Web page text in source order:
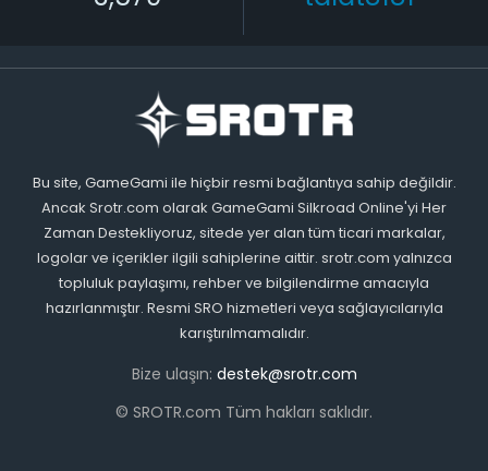
Bu site, GameGami ile hiçbir resmi bağlantıya sahip değildir.
Ancak Srotr.com olarak GameGami Silkroad Online'yi Her
Zaman Destekliyoruz, sitede yer alan tüm ticari markalar,
logolar ve içerikler ilgili sahiplerine aittir. srotr.com yalnızca
topluluk paylaşımı, rehber ve bilgilendirme amacıyla
hazırlanmıştır. Resmi SRO hizmetleri veya sağlayıcılarıyla
karıştırılmamalıdır.
Bize ulaşın: destek@srotr.com
© SROTR.com Tüm hakları saklıdır.